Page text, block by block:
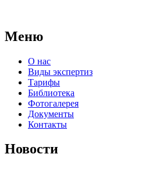
Меню
О нас
Виды экспертиз
Тарифы
Библиотека
Фотогалерея
Документы
Контакты
Новости